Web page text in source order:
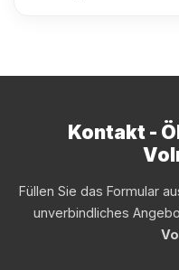
Kontakt -
Füllen Sie das Formular
unverbindliches